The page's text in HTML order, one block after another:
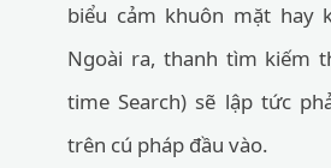
biểu cảm khuôn mặt hay
Ngoài ra, thanh tìm kiếm
time Search) sẽ lập tức
trên cú pháp đầu vào.